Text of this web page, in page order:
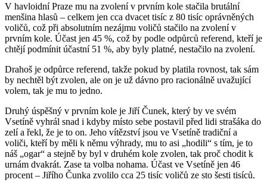
V havloidní Praze mu na zvolení v prvním kole stačila brutální
menšina hlasů – celkem jen cca dvacet tisíc z 80 tisíc oprávněných
voličů, což při absolutním nezájmu voličů stačilo na zvolení v
prvním kole. Účast jen 45 %, což by podle odpůrců referend, kteří je
chtějí podmínit účastní 51 %, aby byly platné, nestačilo na zvolení.
Drahoš je odpůrce referend, takže pokud by platila rovnost, tak sám
by nechtěl být zvolen, ale on je už dávno pro racionálně uvažující
volem, tak je mu to jedno.
Druhý úspěšný v prvním kole je Jiří Čunek, který by ve svém
Vsetíně vyhrál snad i kdyby místo sebe postavil před lidi strašáka do
zelí a řekl, že je to on. Jeho vítězství jsou ve Vsetíně tradiční a
voliči, kteří by měli k němu výhrady, mu to asi „hodili“ s tím, je to
náš „ogar“ a stejně by byl v druhém kole zvolen, tak proč chodit k
urnám dvakrát. Zase ta volba nohama. Účast ve Vsetíně jen 46
procent – Jiřího Čunka zvolilo cca 25 tisíc voličů ze sto šesti tisíců.